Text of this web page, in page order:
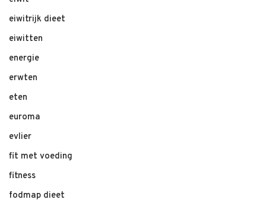
eiwitrijk dieet
eiwitten
energie
erwten
eten
euroma
evlier
fit met voeding
fitness
fodmap dieet